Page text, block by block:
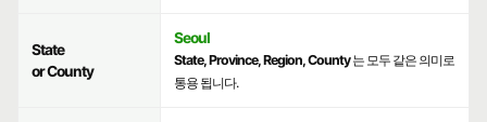
State
or County
Seoul
State, Province, Region, County는 모두 같은 의미로
통용 됩니다.